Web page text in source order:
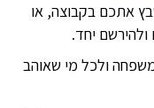
אתכם בקבוצה, או
ולכל מי שאוהב